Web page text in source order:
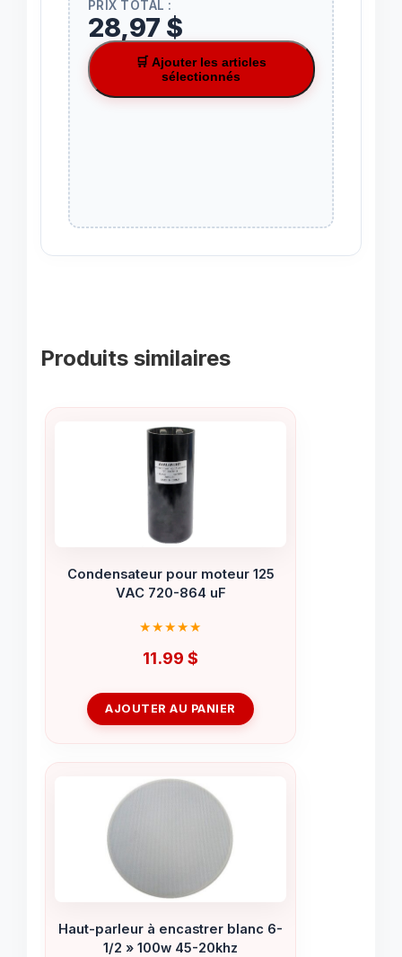
PRIX TOTAL :
28,97 $
🛒 Ajouter les articles
sélectionnés
Produits similaires
Condensateur pour moteur 125
VAC 720-864 uF
11.99 $
AJOUTER AU PANIER
Haut-parleur à encastrer blanc 6-
1/2 » 100w 45-20khz